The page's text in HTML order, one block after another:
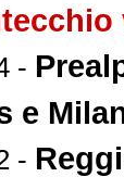
-
e
-